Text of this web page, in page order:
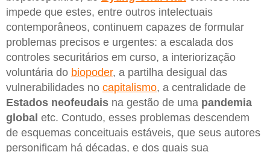
impede que estes, entre outros intelectuais
contemporâneos, continuem capazes de formular
problemas precisos e urgentes: a escalada dos
controles securitários em curso, a interiorização
voluntária do biopoder, a partilha desigual das
vulnerabilidades no capitalismo, a centralidade de
Estados neofeudais na gestão de uma pandemia
global etc. Contudo, esses problemas descendem
de esquemas conceituais estáveis, que seus autores
personificam há décadas, e dos quais sua